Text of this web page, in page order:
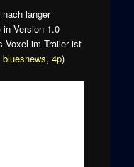
langer
Version 1.0
Voxel im Trailer ist
bluesnews, 4p)